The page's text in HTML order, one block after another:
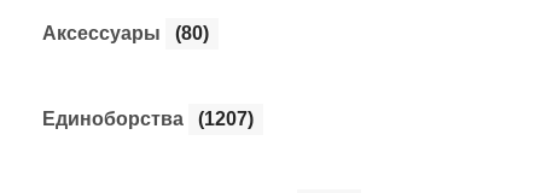
Аксессуары (80)
Единоборства (1207)